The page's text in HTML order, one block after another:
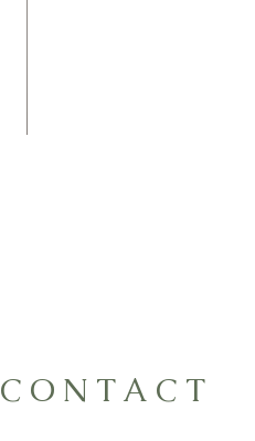
CONTACT